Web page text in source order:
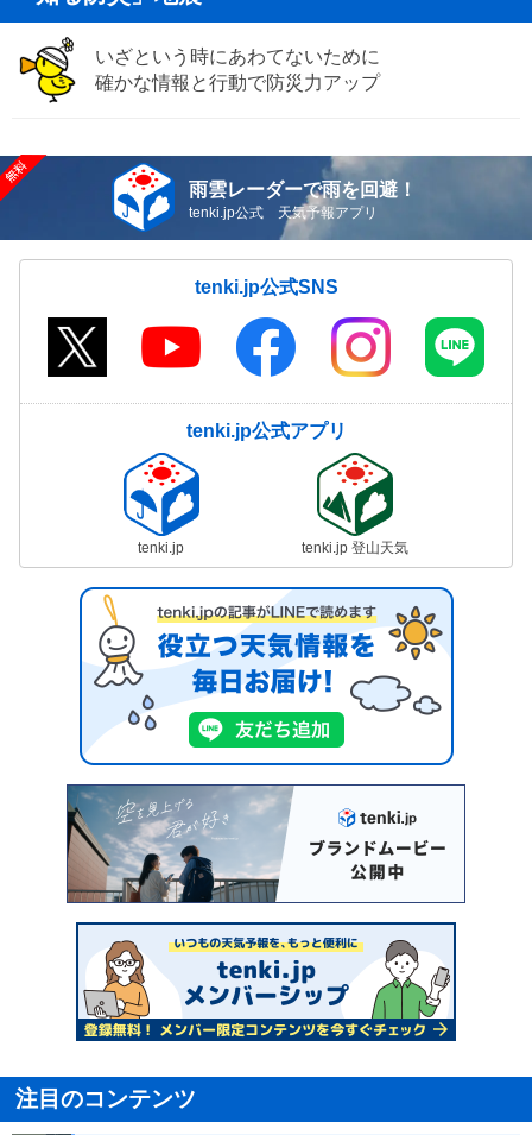
いざという時にあわてないために
確かな情報と行動で防災力アップ
雨雲レーダーで雨を回避！
tenki.jp公式 天気予報アプリ
tenki.jp公式SNS
tenki.jp公式アプリ
tenki.jp tenki.jp 登山天気
注目のコンテンツ